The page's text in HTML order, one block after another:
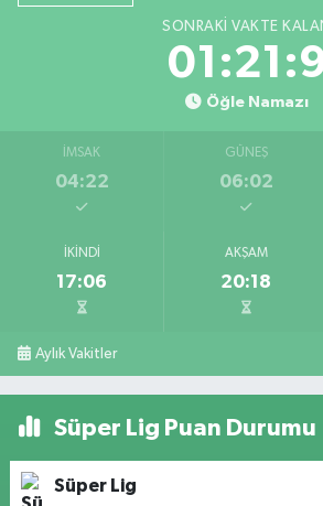
SONRAKI VAKTE
Öğle Namazı
İMSAK
04:22
GÜNEŞ
06:02
İKINDI
17:06
AKŞAM
20:18
Aylık Vakitler
Süper Lig Puan Durumu
Süper Lig